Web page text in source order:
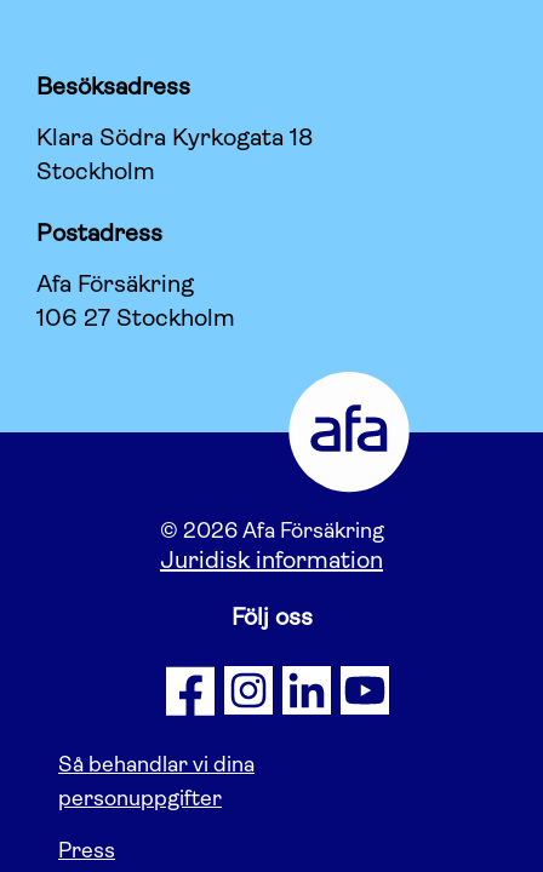
Besöksadress
Klara Södra Kyrkogata 18
Stockholm
Postadress
Afa Försäkring
106 27 Stockholm
© 2026 Afa Försäkring
Juridisk information
Följ oss
Så behandlar vi dina
personuppgifter
Press